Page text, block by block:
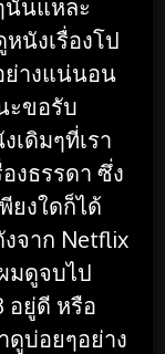
นั่นแหละ
นังเรื่องโป
ย่างแน่นอน
ะขอรับ
เดิมๆที่เรา
งธรรดา ซึ่ง
ยงใดก็ได้
จาก Netflix
มดูจบไป
อยู่ดี หรือ
บ่อยๆอย่าง